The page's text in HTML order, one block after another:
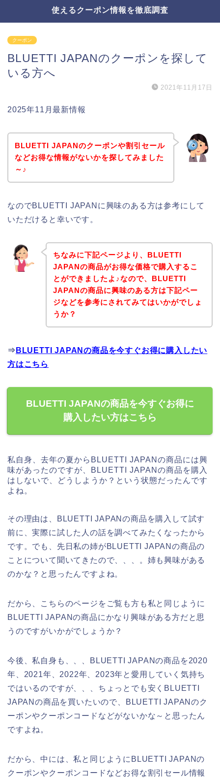
使えるクーポン情報を徹底調査
クーポン
BLUETTI JAPANのクーポンを探して
いる方へ
2021年11月17日
2025年11月最新情報
BLUETTI JAPANのクーポンや割引セール
などお得な情報がないかを探してみました
～♪
なのでBLUETTI JAPANに興味のある方は参考にして
いただけると幸いです。
ちなみに下記ページより、BLUETTI
JAPANの商品がお得な価格で購入するこ
とができましたよ♪なので、BLUETTI
JAPANの商品に興味のある方は下記ペー
ジなどを参考にされてみてはいかがでしょ
うか？
⇒ BLUETTI JAPANの商品を今すぐお得に購入したい
方はこちら
BLUETTI JAPANの商品を今すぐお得に
購入したい方はこちら
私自身、去年の夏からBLUETTI JAPANの商品には興
味があったのですが、BLUETTI JAPANの商品を購入
はしないで、どうしようか？という状態だったんです
よね。
その理由は、BLUETTI JAPANの商品を購入して試す
前に、実際に試した人の話を調べてみたくなったから
です。でも、先日私の姉がBLUETTI JAPANの商品の
ことについて聞いてきたので、、、。姉も興味がある
のかな？と思ったんですよね。
だから、こちらのページをご覧も方も私と同じように
BLUETTI JAPANの商品にかなり興味がある方だと思
うのですがいかがでしょうか？
今後、私自身も、、、BLUETTI JAPANの商品を2020
年、2021年、2022年、2023年と愛用していく気持ち
ではいるのですが、、、ちょっとでも安くBLUETTI
JAPANの商品を買いたいので、BLUETTI JAPANのク
ーポンやクーポンコードなどがないかな～と思ったん
ですよね。
だから、中には、私と同じようにBLUETTI JAPANの
クーポンやクーポンコードなどお得な割引セール情報